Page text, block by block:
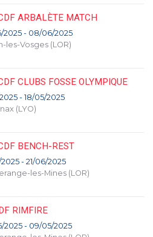
ARBALÈTE MATCH
2025 - 08/06/2025
les-Vosges (LOR)
CLUBS FOSSE OLYMPIQUE
- 18/05/2025
(LYO)
BENCH-REST
- 21/06/2025
les-Mines (LOR)
RIMFIRE
2025 - 09/05/2025